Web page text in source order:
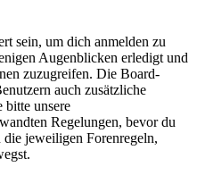
sein, um dich anmelden zu
Augenblicken erledigt und
zuzugreifen. Die Board-
auch zusätzliche
bitte unsere
Regelungen, bevor du
jeweiligen Forenregeln,